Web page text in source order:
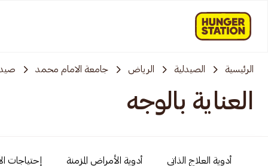
الرئيسية الصيدلية الرياض جامعة الامام محمد
العناية بالوجه
أدوية العلاج الذاتي أدوية الأمراض المزمنة إحتياجات